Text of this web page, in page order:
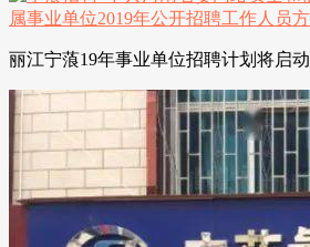
丽江宁蒗19年事业单位招聘计划将启动